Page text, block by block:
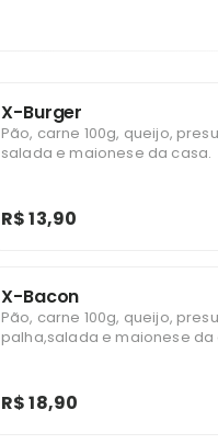
X-Burger
Pão, carne 100g, queijo,
salada e maionese da casa.
R$ 13,90
X-Bacon
Pão, carne 100g, queijo,
palha,salada e maionese da
R$ 18,90